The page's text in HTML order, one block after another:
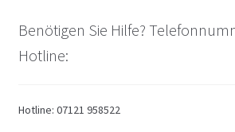
Benötigen Sie Hilfe?
Hotline:
Hotline: 07121 958522